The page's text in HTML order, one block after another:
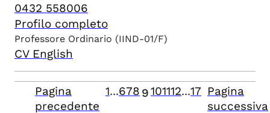
0432 558006
Profilo completo
Professore Ordinario (IIND-01/F)
CV English
Pagina
precedente
1...678 9101112...17 Pagina
successiva